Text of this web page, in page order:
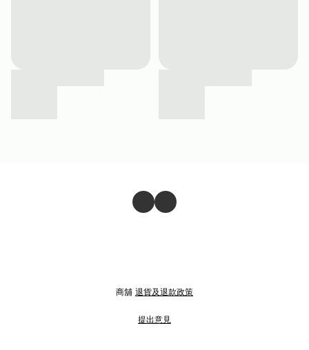
商舖 退貨及退款政策
提出意見